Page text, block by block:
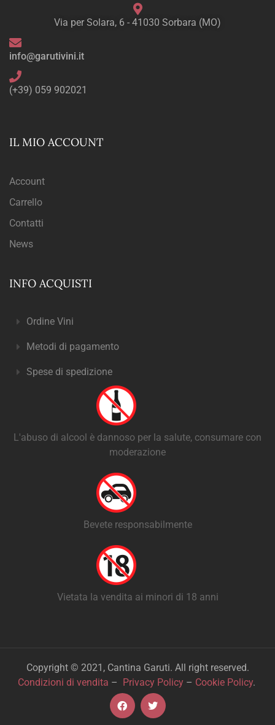
Via per Solara, 6 - 41030 Sorbara (MO)
info@garutivini.it
(+39) 059 902021
IL MIO ACCOUNT
Account
Carrello
Contatti
News
INFO ACQUISTI
Ordine Vini
Metodi di pagamento
Spese di spedizione
L'abuso di alcool è dannoso per la salute, consumare con
moderazione
Bevete responsabilmente
Vietata la vendita ai minori di 18 anni
Copyright © 2021, Cantina Garuti. All right reserved.
Condizioni di vendita – Privacy Policy– Cookie Policy.